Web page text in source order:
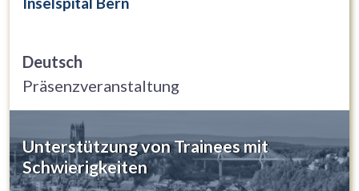
Deutsch
Präsenzveranstaltung
Unterstützung von Trainees mit
Schwierigkeiten